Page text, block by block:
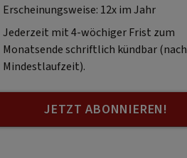
Erscheinungsweise: 12x im Jahr
Jederzeit mit 4-wöchiger Frist zum
Monatsende schriftlich kündbar (nach
Mindestlaufzeit).
JETZT ABONNIEREN!